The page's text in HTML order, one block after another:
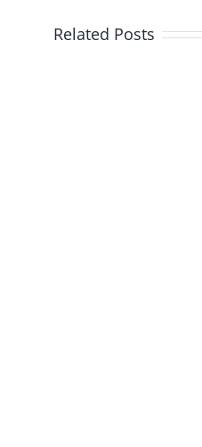
Related Posts